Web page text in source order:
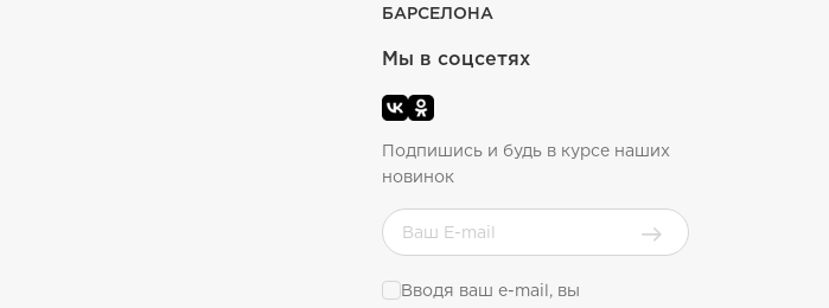
БАРСЕЛОНА
Мы в соцсетях
Подпишись и будь в курсе наших
новинок
Вводя ваш e-mail, вы